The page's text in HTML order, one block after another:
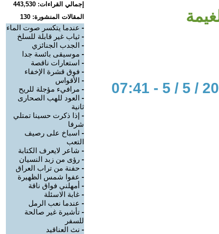
إجمالي القراءات: 443,530
المقالات المنشورة: 130
- عندما يتكسر صوت الماء
- ثياب غير قابلة للسلخ
- الجدب الجنائزي
- موسيقى بائسة جدا
- استعارات ناقصة
- فوق قشرة الإخفاء
- الأقواس
- مرافيء مؤجلة للريح
- العود للهب الصحارى
ثانية
- إذا ذكرت حسينا تمتلي
شرفا
- اسباخ على رصيف
التعب
- شاعر لايعرف الكتابة
- رؤى من زبد النسيان
- حفنة من تراب العراق
- عفوا شمس الظهيرة
- أمهلني فواق ناقة
- غابة الاسئلة
- عندما نعب الرمل
- تأشيرة غير صالحة
للسفر
- نث العناقيد